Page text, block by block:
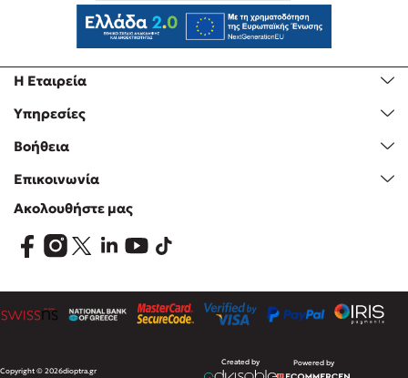
Η Εταιρεία
Υπηρεσίες
Βοήθεια
Επικοινωνία
Ακολουθήστε μας
Copyright © 2026dioptra.gr
Created by Powered by